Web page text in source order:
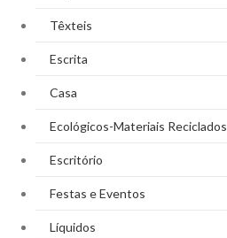
Têxteis
Escrita
Casa
Ecológicos-Materiais Reciclados
Escritório
Festas e Eventos
Líquidos